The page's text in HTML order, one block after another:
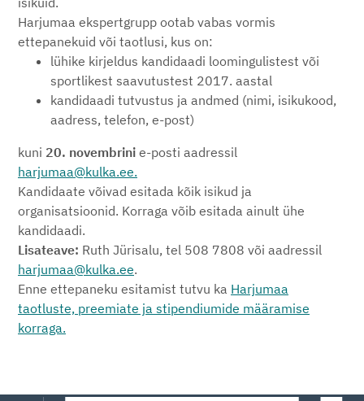
Harjumaa ekspertgrupp ootab vabas vormis
ettepanekuid või taotlusi, kus on:
lühike kirjeldus kandidaadi loomingulistest või
sportlikest saavutustest 2017. aastal
kandidaadi tutvustus ja andmed (nimi, isikukood,
aadress, telefon, e-post)
kuni 20. novembrini e-posti aadressil
harjumaa@kulka.ee.
Kandidaate võivad esitada kõik isikud ja
organisatsioonid. Korraga võib esitada ainult ühe
kandidaadi.
Lisateave: Ruth Jürisalu, tel 508 7808 või aadressil
harjumaa@kulka.ee.
Enne ettepaneku esitamist tutvu ka Harjumaa
taotluste, preemiate ja stipendiumide määramise
korraga.